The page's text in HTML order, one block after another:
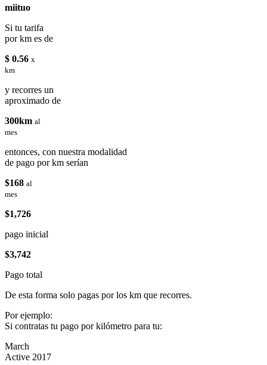
miituo
Si tu tarifa
por km es de
$ 0.56 x
km
y recorres un
aproximado de
300km al
mes
entonces, con nuestra modalidad
de pago por km serían
$168 al
mes
$1,726
pago inicial
$3,742
Pago total
De esta forma solo pagas por los km que recorres.
Por ejemplo:
Si contratas tu pago por kilómetro para tu:
March
Active 2017